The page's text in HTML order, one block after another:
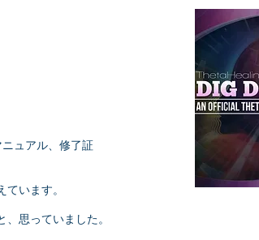
ュアル、修了証
います。
思っていました。